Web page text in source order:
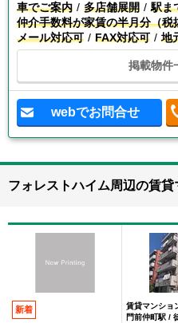
車でご案内
多店舗展開 駅ま
仲介手数料が家賃の半月分（税
メール対応可
FAX対応可 地
掲載物件
webでお問合せ
フォレストハイム周辺の賃
新着
賃貸マンショ
門前仲町駅 /